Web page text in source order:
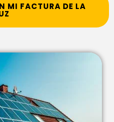
MI FACTURA DE LA